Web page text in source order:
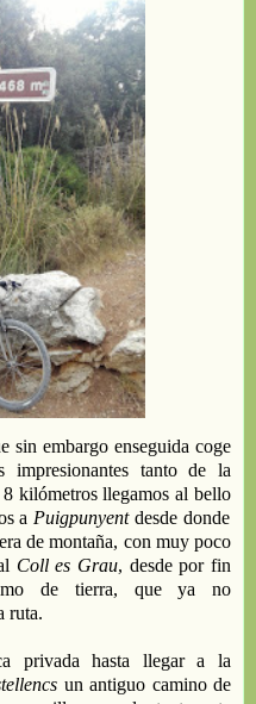
sin embargo enseguida coge
impresionantes tanto de la
kilómetros llegamos albello
a Puigpunyent desde donde
de montaña, con muy poco
Coll es Grau, desde por fin
de tierra, queya no
ruta.
privadahasta llegar a la
un antiguo camino de